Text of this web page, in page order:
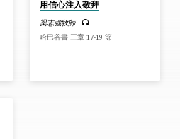
用信心注入敬拜
梁志強牧師
哈巴谷書 三章 17-19 節